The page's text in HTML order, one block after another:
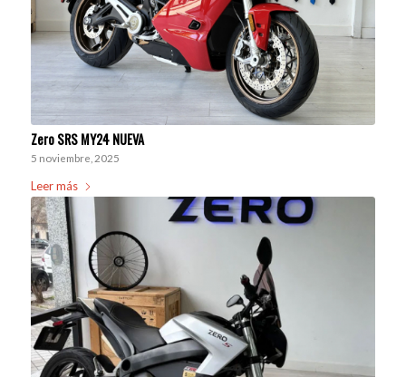
Zero SRS MY24 NUEVA
5 noviembre, 2025
Leer más